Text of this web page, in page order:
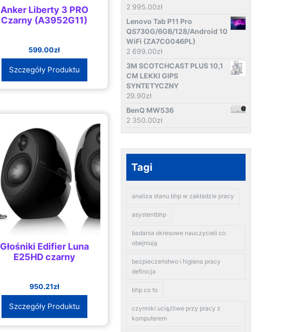
Anker Liberty 3 PRO
Czarny (A3952G11)
599.00zł
Szczegóły Produktu
Głośniki Edifier Luna
E25HD czarny
950.21zł
Szczegóły Produktu
2 995.00zł
Lenovo Tab P11 Pro
QS730G/6GB/128/Android 10
WiFi (ZA7C0046PL)
2 699.00zł
3M SCOTCHCAST PLUS 10,1
CM LEKKI GIPS
SYNTETYCZNY
29.90zł
BenQ MW536
2 350.00zł
Tagi
analiza stanu bhp w zakładzie pracy
asystentbhp
badania okresowe nauczycieli co
obejmują
bezpieczeństwo i higiena pracy
definicja
bhp co to
czynniki uciążliwe przy pracy z
komputerem